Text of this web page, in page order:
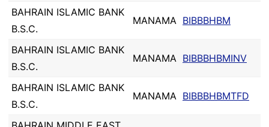
BAHRAIN ISLAMIC BANK
B.S.C.
MANAMA BIBBBHBM
BAHRAIN ISLAMIC BANK
B.S.C.
MANAMA BIBBBHBMINV
BAHRAIN ISLAMIC BANK
B.S.C.
MANAMA BIBBBHBMTFD